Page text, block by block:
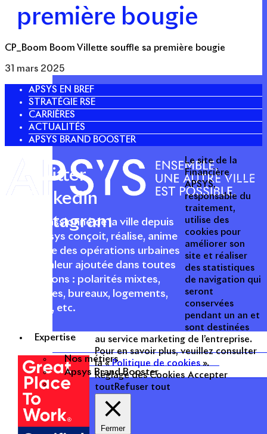
Expertise
Nos métiers
Apsys Brand Booster
première bougie
CP_Boom Boom Villette souffle sa première bougie
31 mars 2025
APSYS EN BREF
STRATÉGIE RSE
CARRIÈRES
ACTUALITÉS
APSYS BRAND BOOSTER
Acteur passionné de la ville depuis
1996, Apsys conçoit, réalise, anime
et valorise des opérations urbaines
à forte valeur ajoutée dans toutes
les fonctions : polarités mixtes,
commerces, bureaux, logements,
hôtellerie, etc.
Une entreprise
Twitter
Linkedin
Instagram
Le site de la
Financière
APSYS,
responsable du
traitement,
utilise des
cookies pour
améliorer son
site et réaliser
des statistiques
de navigation qui
seront
conservées
pendant un an et
sont destinées
au service marketing de l’entreprise.
Pour en savoir plus, veuillez consulter
la «Politique de cookies».
Réglage des Cookies Accepter
tout Refuser tout
Fermer